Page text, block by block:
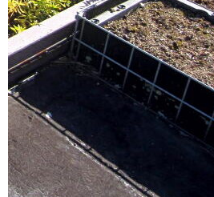
2023年11月 １０年２ヶ月目